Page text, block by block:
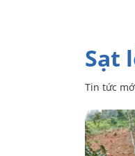
Tin tức